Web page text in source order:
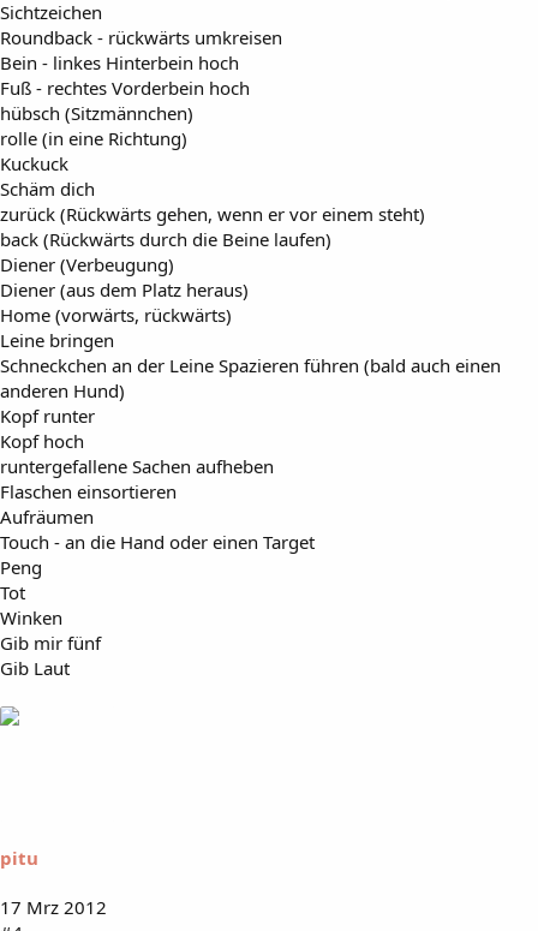
Sichtzeichen
Roundback - rückwärts umkreisen
Bein - linkes Hinterbein hoch
Fuß - rechtes Vorderbein hoch
hübsch (Sitzmännchen)
rolle (in eine Richtung)
Kuckuck
Schäm dich
zurück (Rückwärts gehen, wenn er vor einem steht)
back (Rückwärts durch die Beine laufen)
Diener (Verbeugung)
Diener (aus dem Platz heraus)
Home (vorwärts, rückwärts)
Leine bringen
Schneckchen an der Leine Spazieren führen (bald auch einen
anderen Hund)
Kopf runter
Kopf hoch
runtergefallene Sachen aufheben
Flaschen einsortieren
Aufräumen
Touch - an die Hand oder einen Target
Peng
Tot
Winken
Gib mir fünf
Gib Laut
pitu
17 Mrz 2012